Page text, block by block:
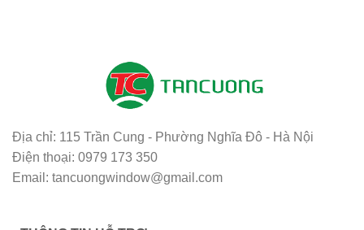
Địa chỉ: 115 Trần Cung - Phường Nghĩa Đô - Hà Nội
Điện thoại: 0979 173 350
Email: tancuongwindow@gmail.com